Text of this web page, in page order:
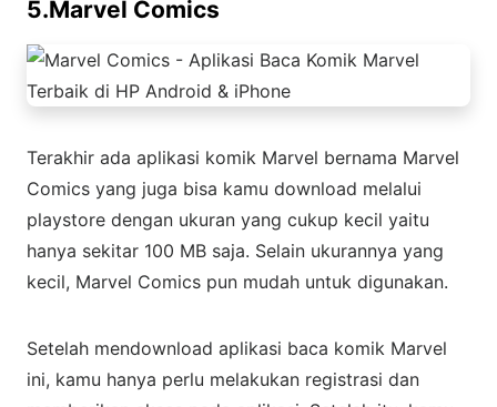
5.Marvel Comics
Terakhir ada aplikasi komik Marvel bernama Marvel
Comics yang juga bisa kamu download melalui
playstore dengan ukuran yang cukup kecil yaitu
hanya sekitar 100 MB saja. Selain ukurannya yang
kecil, Marvel Comics pun mudah untuk digunakan.
Setelah mendownload aplikasi baca komik Marvel
ini, kamu hanya perlu melakukan registrasi dan